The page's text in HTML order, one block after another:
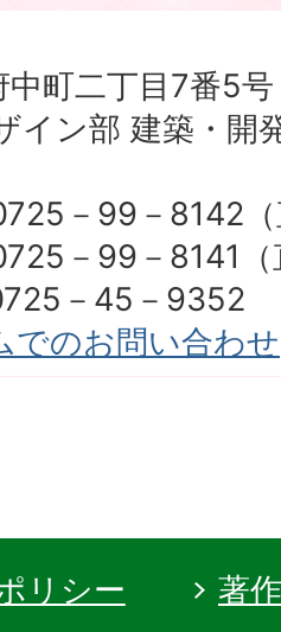
中町二丁目7番5号
イン部 建築・開
－99－8142
－99－8141（
－45－9352
でのお問い合わせ
リシー
著